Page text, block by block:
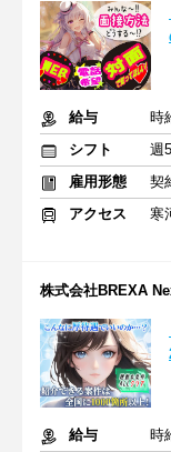
給与
時
シフト
週
雇用形態
契
アクセス
寒
株式会社BREXA
給与
時